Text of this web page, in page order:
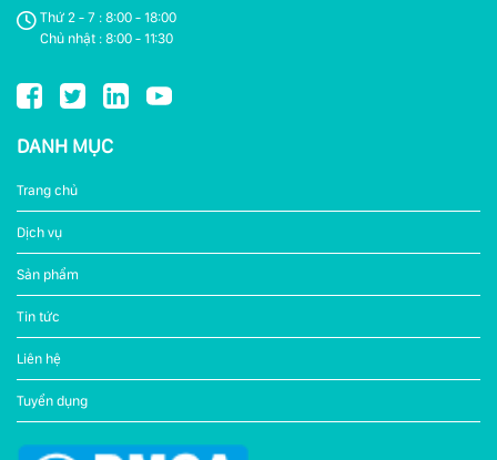
Thứ 2 - 7 : 8:00 - 18:00
Chủ nhật : 8:00 - 11:30
DANH MỤC
Trang chủ
Dịch vụ
Sản phẩm
Tin tức
Liên hệ
Tuyển dụng